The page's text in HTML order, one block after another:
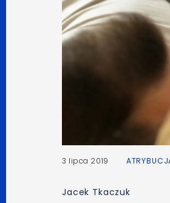
3 lipca 2019
Jacek Tkaczuk